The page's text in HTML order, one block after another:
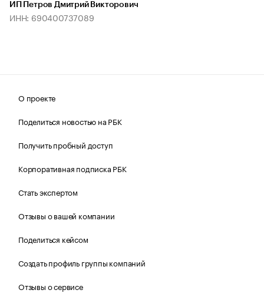
ИП Петров Дмитрий Викторович
ИНН: 690400737089
О проекте
Поделиться новостью на РБК
Получить пробный доступ
Корпоративная подписка РБК
Стать экспертом
Отзывы о вашей компании
Поделиться кейсом
Создать профиль группы компаний
Отзывы о сервисе